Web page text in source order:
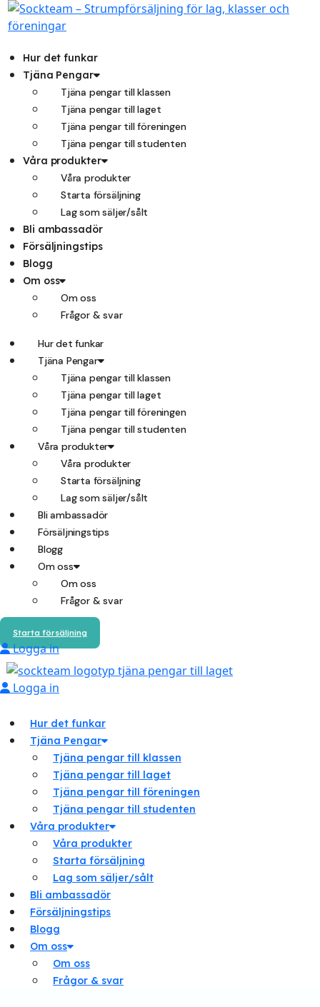
Hoppa
till
Hur det funkar
Tjäna Pengar
Tjäna pengar till klassen
Tjäna pengar till laget
Tjäna pengar till föreningen
Tjäna pengar till studenten
Våra produkter
Våra produkter
Starta försäljning
Lag som säljer/sålt
Bli ambassadör
Försäljningstips
Blogg
Om oss
Om oss
Frågor & svar
Hur det funkar
Tjäna Pengar
Tjäna pengar till klassen
Tjäna pengar till laget
Tjäna pengar till föreningen
Tjäna pengar till studenten
Våra produkter
Våra produkter
Starta försäljning
Lag som säljer/sålt
Bli ambassadör
Försäljningstips
Blogg
Om oss
Om oss
Frågor & svar
Starta försäljning
Logga in
Logga in
Hur det funkar
Tjäna Pengar
Tjäna pengar till klassen
Tjäna pengar till laget
Tjäna pengar till föreningen
Tjäna pengar till studenten
Våra produkter
Våra produkter
Starta försäljning
Lag som säljer/sålt
Bli ambassadör
Försäljningstips
Blogg
Om oss
Om oss
Frågor & svar